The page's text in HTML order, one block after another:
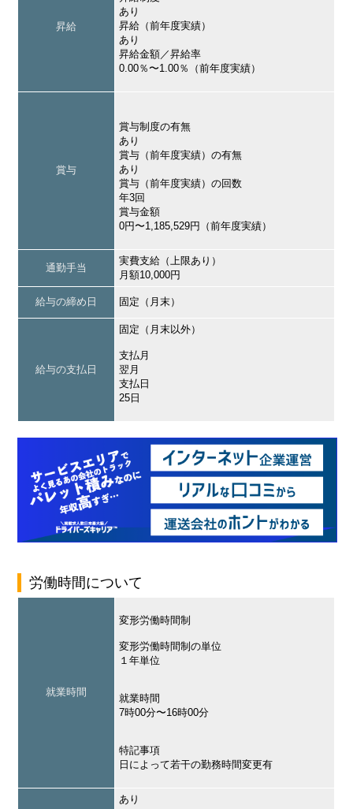
昇給
あり
昇給（前年度実績）
あり
昇給金額／昇給率
0.00％〜1.00％（前年度実績）
賞与
賞与制度の有無
あり
賞与（前年度実績）の有無
あり
賞与（前年度実績）の回数
年3回
賞与金額
0円〜1,185,529円（前年度実績）
通勤手当
実費支給（上限あり）
月額10,000円
給与の締め日 固定（月末）
給与の支払日
固定（月末以外）
支払月
翌月
支払日
25日
労働時間について
就業時間
変形労働時間制
変形労働時間制の単位
１年単位
就業時間
7時00分〜16時00分
特記事項
日によって若干の勤務時間変更有
あり